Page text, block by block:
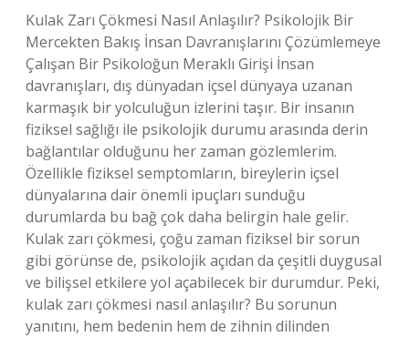
Kulak Zarı Çökmesi Nasıl Anlaşılır? Psikolojik Bir
Mercekten Bakış İnsan Davranışlarını Çözümlemeye
Çalışan Bir Psikoloğun Meraklı Girişi İnsan
davranışları, dış dünyadan içsel dünyaya uzanan
karmaşık bir yolculuğun izlerini taşır. Bir insanın
fiziksel sağlığı ile psikolojik durumu arasında derin
bağlantılar olduğunu her zaman gözlemlerim.
Özellikle fiziksel semptomların, bireylerin içsel
dünyalarına dair önemli ipuçları sunduğu
durumlarda bu bağ çok daha belirgin hale gelir.
Kulak zarı çökmesi, çoğu zaman fiziksel bir sorun
gibi görünse de, psikolojik açıdan da çeşitli duygusal
ve bilişsel etkilere yol açabilecek bir durumdur. Peki,
kulak zarı çökmesi nasıl anlaşılır? Bu sorunun
yanıtını, hem bedenin hem de zihnin dilinden